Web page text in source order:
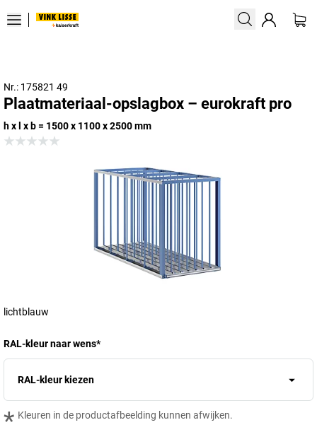
Nr.: 175821 49
Plaatmateriaal-opslagbox – eurokraft pro
h x l x b = 1500 x 1100 x 2500 mm
lichtblauw
RAL-kleur naar wens*
RAL-kleur kiezen
* Kleuren in de productafbeelding kunnen afwijken.